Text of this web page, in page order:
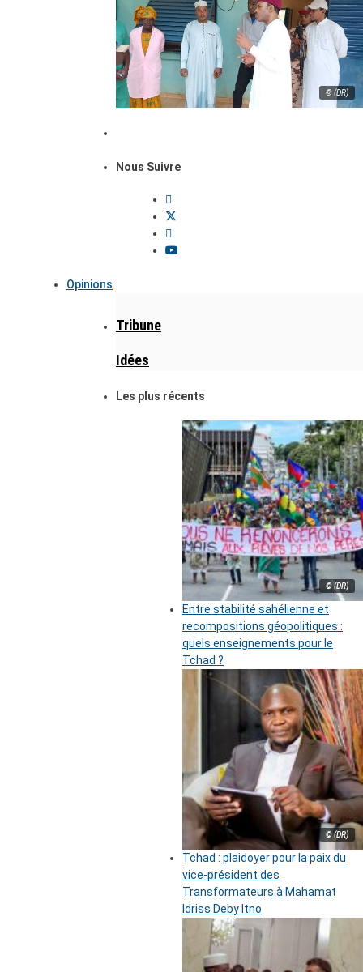
© (DR)
Nous Suivre
Opinions
Tribune
Idées
Les plus récents
© (DR)
Entre stabilité sahélienne et
recompositions géopolitiques :
quels enseignements pour le
Tchad ?
© (DR)
Tchad : plaidoyer pour la paix du
vice-président des
Transformateurs à Mahamat
Idriss Deby Itno